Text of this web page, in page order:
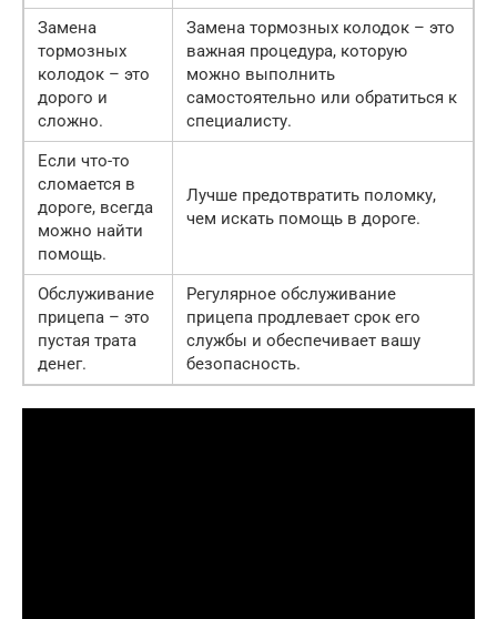
Замена
тормозных
колодок – это
дорого и
сложно.
Замена тормозных колодок – это
важная процедура, которую
можно выполнить
самостоятельно или обратиться к
специалисту.
Если что-то
сломается в
дороге, всегда
можно найти
помощь.
Лучше предотвратить поломку,
чем искать помощь в дороге.
Обслуживание
прицепа – это
пустая трата
денег.
Регулярное обслуживание
прицепа продлевает срок его
службы и обеспечивает вашу
безопасность.